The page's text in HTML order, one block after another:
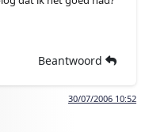
Beantwoord
30/07/2006 10:52